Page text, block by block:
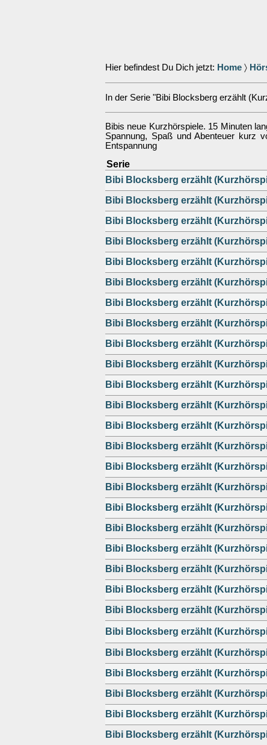
Hier befindest Du Dich jetzt: Home 〉
In der Serie "Bibi Blocksberg erzählt
Bibis neue Kurzhörspiele. 15 Minuten
Spannung, Spaß und Abenteuer kurz
Entspannung
Serie
Bibi Blocksberg erzählt
Bibi Blocksberg erzählt
Bibi Blocksberg erzählt
Bibi Blocksberg erzählt
Bibi Blocksberg erzählt
Bibi Blocksberg erzählt
Bibi Blocksberg erzählt
Bibi Blocksberg erzählt
Bibi Blocksberg erzählt
Bibi Blocksberg erzählt
Bibi Blocksberg erzählt
Bibi Blocksberg erzählt
Bibi Blocksberg erzählt
Bibi Blocksberg erzählt
Bibi Blocksberg erzählt
Bibi Blocksberg erzählt
Bibi Blocksberg erzählt
Bibi Blocksberg erzählt
Bibi Blocksberg erzählt
Bibi Blocksberg erzählt
Bibi Blocksberg erzählt
Bibi Blocksberg erzählt
Bibi Blocksberg erzählt
Bibi Blocksberg erzählt
Bibi Blocksberg erzählt
Bibi Blocksberg erzählt
Bibi Blocksberg erzählt
Bibi Blocksberg erzählt